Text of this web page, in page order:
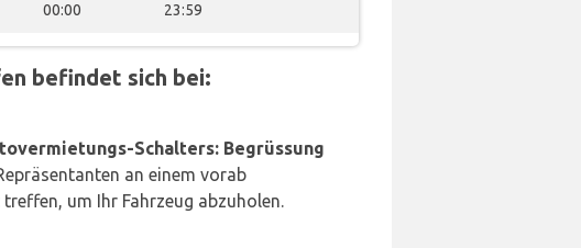
00:00 23:59
befindet sich bei:
Schalters: Begrüssung
an einem vorab
um Ihr Fahrzeug abzuholen.